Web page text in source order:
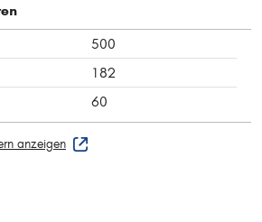
500
182
60
anzeigen